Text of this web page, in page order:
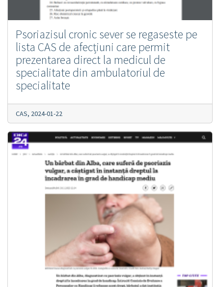
Psoriazisul cronic sever se regaseste pe
lista CAS de afecțiuni care permit
prezentarea direct la medicul de
specialitate din ambulatoriul de
specialitate
CAS, 2024-01-22